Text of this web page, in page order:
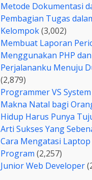
Metode Dokumentasi
Pembagian Tugas
Kelompok(3,002)
Membuat Laporan
Menggunakan PHP
Perjalananku Menuju
(2,879)
Programmer VS
Makna Natal bagi
Hidup Harus Punya
Arti Sukses Yang
Cara Mengatasi
Program (2,257)
Junior Web Developer